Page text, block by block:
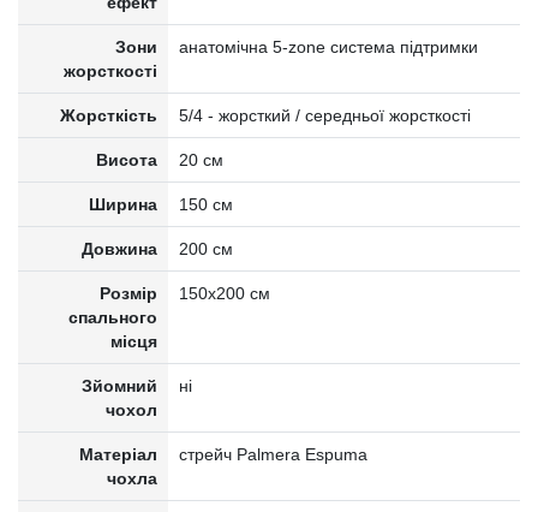
Зони
жорсткості
анатомічна 5-zone система підтримки
Жорсткість 5/4 - жорсткий / середньої жорсткості
Висота 20 см
Ширина 150 см
Довжина 200 см
Розмір
спального
місця
150x200 см
Зйомний
чохол
ні
Матеріал
чохла
стрейч Palmera Espuma